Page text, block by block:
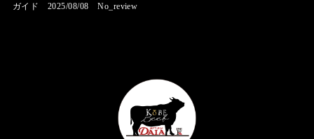
ガイド 2025/08/08 No_review